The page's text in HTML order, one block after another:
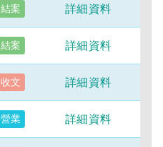
結案 詳細資料
結案 詳細資料
收文 詳細資料
營業 詳細資料